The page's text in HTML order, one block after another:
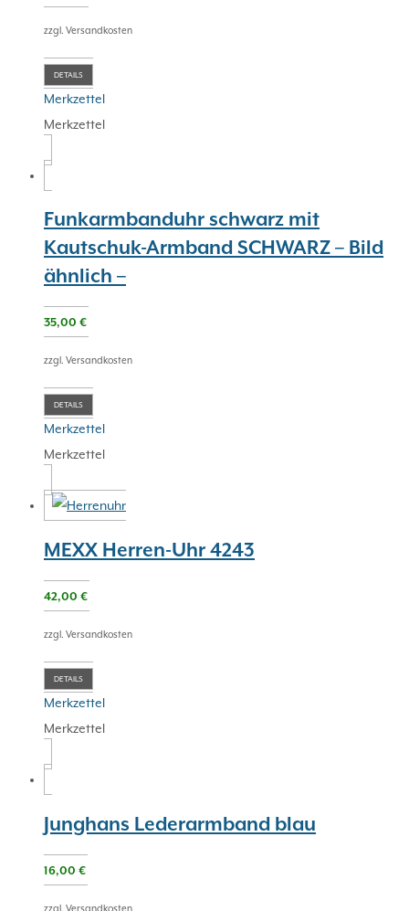
zzgl. Versandkosten
DETAILS
Merkzettel
Merkzettel
Funkarmbanduhr schwarz mit
Kautschuk-Armband SCHWARZ – Bild
ähnlich –
35,00 €
zzgl. Versandkosten
DETAILS
Merkzettel
Merkzettel
MEXX Herren-Uhr 4243
42,00 €
zzgl. Versandkosten
DETAILS
Merkzettel
Merkzettel
Junghans Lederarmband blau
16,00 €
zzgl. Versandkosten